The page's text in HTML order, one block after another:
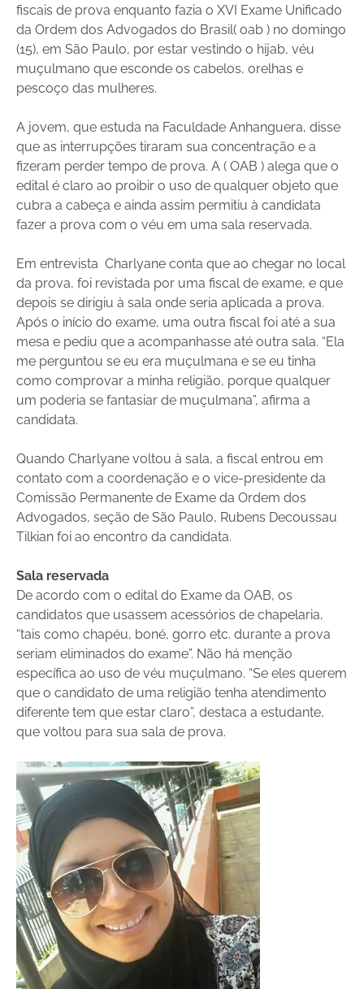
fiscais de prova enquanto fazia o XVI Exame Unificado
da Ordem dos Advogados do Brasil( oab ) no domingo
(15), em São Paulo, por estar vestindo o hijab, véu
muçulmano que esconde os cabelos, orelhas e
pescoço das mulheres.
A jovem, que estuda na Faculdade Anhanguera, disse
que as interrupções tiraram sua concentração e a
fizeram perder tempo de prova. A ( OAB ) alega que o
edital é claro ao proibir o uso de qualquer objeto que
cubra a cabeça e ainda assim permitiu à candidata
fazer a prova com o véu em uma sala reservada.
Em entrevista Charlyane conta que ao chegar no local
da prova, foi revistada por uma fiscal de exame, e que
depois se dirigiu à sala onde seria aplicada a prova.
Após o início do exame, uma outra fiscal foi até a sua
mesa e pediu que a acompanhasse até outra sala. “Ela
me perguntou se eu era muçulmana e se eu tinha
como comprovar a minha religião, porque qualquer
um poderia se fantasiar de muçulmana”, afirma a
candidata.
Quando Charlyane voltou à sala, a fiscal entrou em
contato com a coordenação e o vice-presidente da
Comissão Permanente de Exame da Ordem dos
Advogados, seção de São Paulo, Rubens Decoussau
Tilkian foi ao encontro da candidata.
Sala reservada
De acordo com o edital do Exame da OAB, os
candidatos que usassem acessórios de chapelaria,
“tais como chapéu, boné, gorro etc. durante a prova
seriam eliminados do exame”. Não há menção
específica ao uso de véu muçulmano. “Se eles querem
que o candidato de uma religião tenha atendimento
diferente tem que estar claro”, destaca a estudante,
que voltou para sua sala de prova.